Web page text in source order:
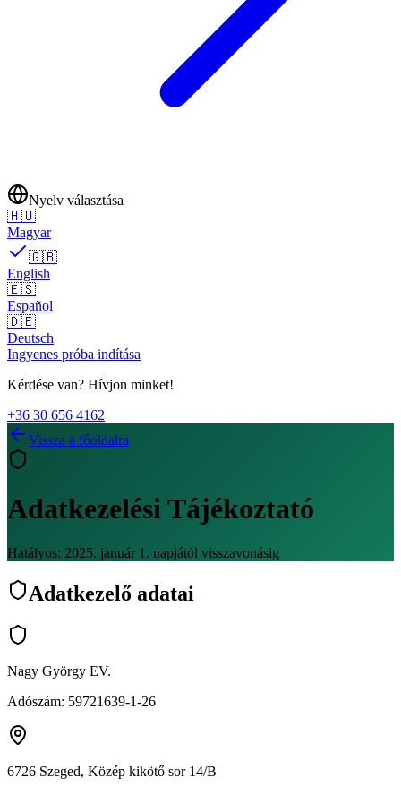
Nyelv választása
🇭🇺
Magyar
🇬🇧
English
🇪🇸
Español
🇩🇪
Deutsch
Ingyenes próba indítása
Kérdése van? Hívjon minket!
+36 30 656 4162
Vissza a főoldalra
Adatkezelési Tájékoztató
Hatályos: 2025. január 1. napjától visszavonásig
Adatkezelő adatai
Nagy György EV.
Adószám: 59721639-1-26
6726 Szeged, Közép kikötő sor 14/B